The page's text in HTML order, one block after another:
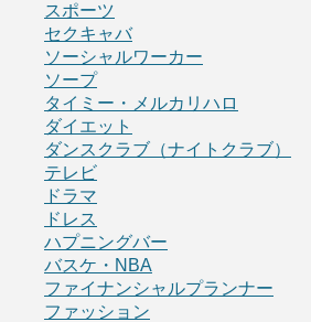
スポーツ
セクキャバ
ソーシャルワーカー
ソープ
タイミー・メルカリハロ
ダイエット
ダンスクラブ（ナイトクラブ）
テレビ
ドラマ
ドレス
ハプニングバー
バスケ・NBA
ファイナンシャルプランナー
ファッション